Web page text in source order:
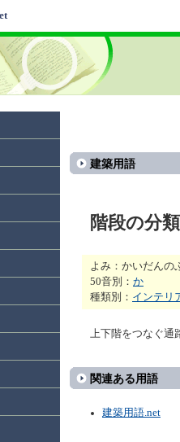
建築用語
階段の分類
よみ：かいだんの
50音別： か
種類別： インテリ
上下階をつなぐ通
関連ある用語
建築用語.net